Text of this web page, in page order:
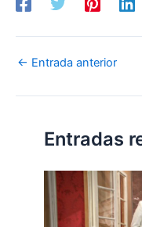
← Entrada anterior
Entradas